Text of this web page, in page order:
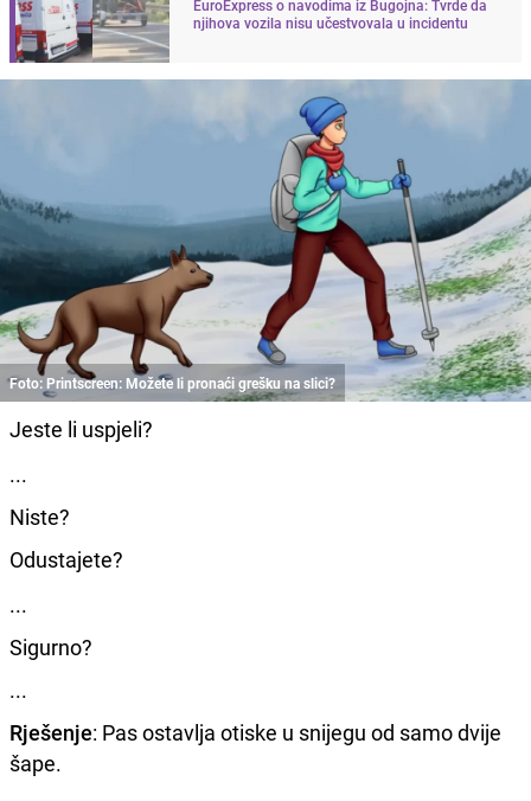
EuroExpress o navodima iz Bugojna: Tvrde da
njihova vozila nisu učestvovala u incidentu
Foto: Printscreen: Možete li pronaći grešku na slici?
Jeste li uspjeli?
...
Niste?
Odustajete?
...
Sigurno?
...
Rješenje: Pas ostavlja otiske u snijegu od samo dvije
šape.